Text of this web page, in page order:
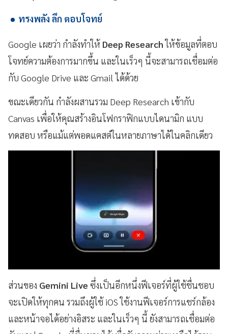
ทรงพลัง ลึก ตอบโจทย์
Google เผยว่า กำลังทำให้ Deep Researchให้ข้อมูลที่ตอบ
โจทย์ความต้องการมากขึ้น และในเร็วๆ นี้จะสามารถเชื่อมต่อ
กับ Google Drive และ Gmail ได้ด้วย
ขณะเดียวกัน กำลังผสานรวม Deep Research เข้ากับ
Canvas เพื่อให้คุณสร้างอินโฟกราฟิกแบบไดนามิก แบบ
ทดสอบ หรือแม้แต่พอดแคสต์ในหลายภาษาได้ในคลิกเดียว
ส่วนของ Gemini Live ซึ่งเป็นอีกหนึ่งฟีเจอร์ที่ผู้ใช้ชื่นชอบ
จะเปิดให้ทุกคน รวมถึงผู้ใช้ iOS ใช้งานฟีเจอร์การแชร์กล้อง
และหน้าจอได้อย่างอิสระ และในเร็วๆ นี้ ยังสามารถเชื่อมต่อ